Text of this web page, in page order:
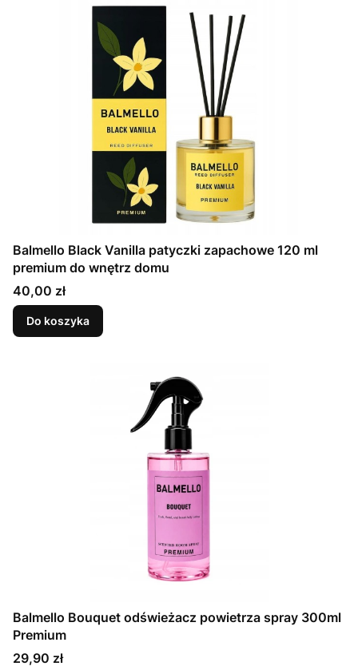
Balmello Black Vanilla patyczki zapachowe 120 ml
premium do wnętrz domu
Cena
40,00 zł
Do koszyka
Balmello Bouquet odświeżacz powietrza spray 300ml
Premium
Cena
29,90 zł